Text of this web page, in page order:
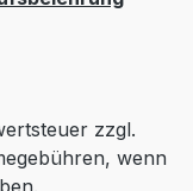
zzgl.
wenn